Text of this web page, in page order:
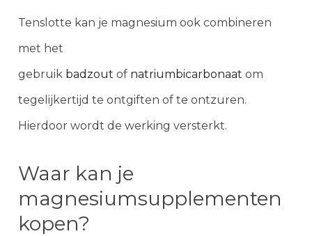
Tenslotte kan je magnesium ook combineren
met het
gebruik badzoutof natriumbicarbonaat om
tegelijkertijd te ontgiften of te ontzuren.
Hierdoor wordt de werking versterkt.
Waar kan je
magnesiumsupplementen
kopen?